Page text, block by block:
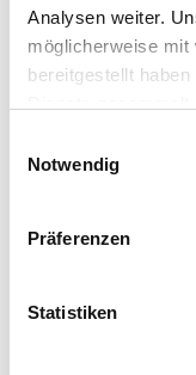
Analysen weiter.
möglicherweise mit
bereitgestellt
Notwendig
Präferenzen
Statistiken